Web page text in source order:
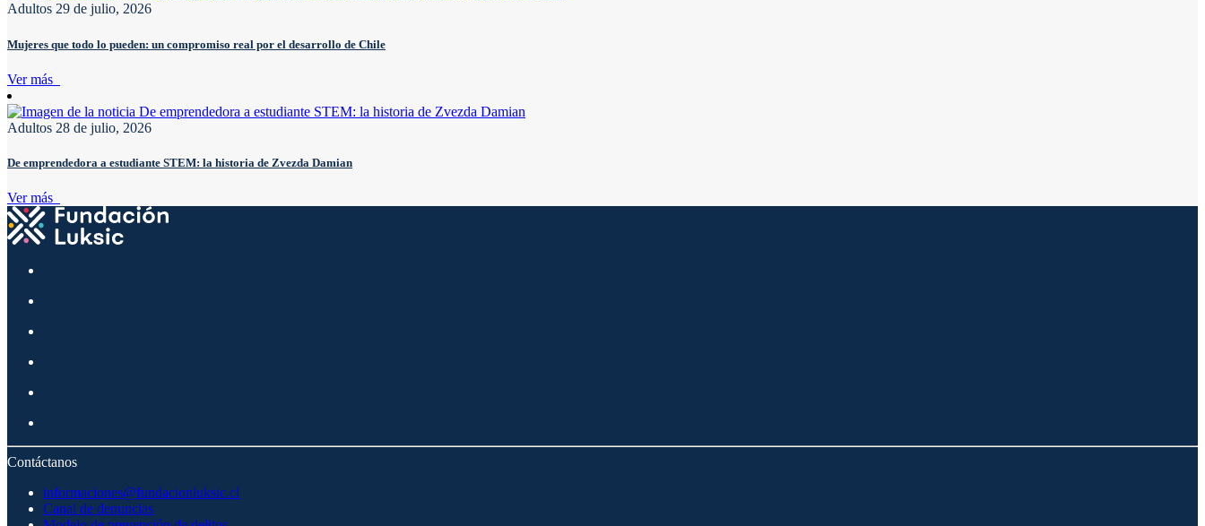
Adultos 29 de julio, 2026
Mujeres que todo lo pueden: un compromiso real por el desarrollo de Chile
Ver más
Adultos 28 de julio, 2026
De emprendedora a estudiante STEM: la historia de Zvezda Damian
Ver más
Contáctanos
informaciones@fundacionluksic.cl
Canal de denuncias